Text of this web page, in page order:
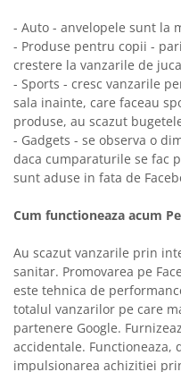
- Auto - anvelopele sunt la
- Produse pentru copii -
crestere la vanzarile de
- Sports - cresc vanzarile
sala inainte, care faceau
produse, au scazut
- Gadgets - se observa o
daca cumparaturile se fac
sunt aduse in fata de
Cum functioneaza acum
Au scazut vanzarile prin
sanitar. Promovarea pe
este tehnica de
totalul vanzarilor pe care
partenere Google.
accidentale. Functioneaza,
impulsionarea achizitiei